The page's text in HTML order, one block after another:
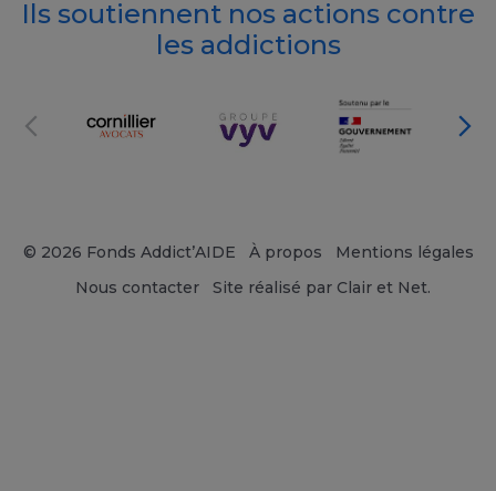
Ils soutiennent nos actions contre
les addictions
© 2026 Fonds Addict’AIDE À propos
Mentions légales
Nous contacter
Site réalisé par Clair et Net.